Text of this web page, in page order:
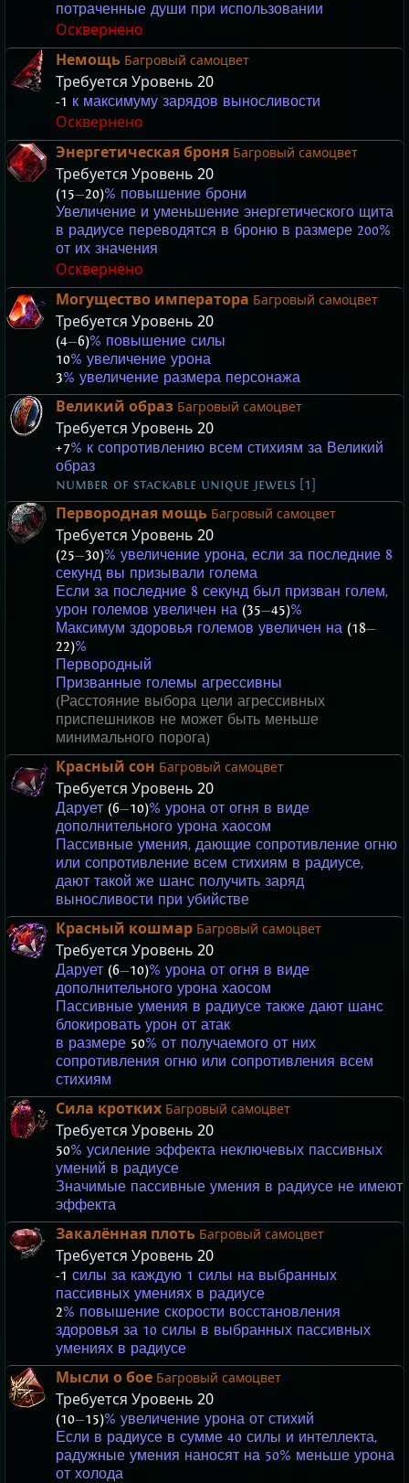
потраченные души при использовании
Осквернено
Немощь Багровый самоцвет
Требуется Уровень 20
-1 к максимуму зарядов выносливости
Осквернено
Энергетическая броня Багровый самоцвет
Требуется Уровень 20
(15—20)% повышение брони
Увеличение и уменьшение энергетического щита
в радиусе переводятся в броню в размере 200%
от их значения
Осквернено
Могущество императора Багровый самоцвет
Требуется Уровень 20
(4—6)% повышение силы
10% увеличение урона
3% увеличение размера персонажа
Великий образ Багровый самоцвет
Требуется Уровень 20
+7% к сопротивлению всем стихиям за Великий
образ
number of stackable unique jewels [1]
Первородная мощь Багровый самоцвет
Требуется Уровень 20
(25—30)% увеличение урона, если за последние 8
секунд вы призывали голема
Если за последние 8 секунд был призван голем,
урон големов увеличен на (35—45)%
Максимум здоровья големов увеличен на (18—
22)%
Первородный
Призванные големы агрессивны
(Расстояние выбора цели агрессивных
приспешников не может быть меньше
минимального порога)
Красный сон Багровый самоцвет
Требуется Уровень 20
Дарует (6—10)% урона от огня в виде
дополнительного урона хаосом
Пассивные умения, дающие сопротивление огню
или сопротивление всем стихиям в радиусе,
дают такой же шанс получить заряд
выносливости при убийстве
Красный кошмар Багровый самоцвет
Требуется Уровень 20
Дарует (6—10)% урона от огня в виде
дополнительного урона хаосом
Пассивные умения в радиусе также дают шанс
блокировать урон от атак
в размере 50% от получаемого от них
сопротивления огню или сопротивления всем
стихиям
Сила кротких Багровый самоцвет
Требуется Уровень 20
50% усиление эффекта неключевых пассивных
умений в радиусе
Значимые пассивные умения в радиусе не имеют
эффекта
Закалённая плоть Багровый самоцвет
Требуется Уровень 20
-1 силы за каждую 1 силы на выбранных
пассивных умениях в радиусе
2% повышение скорости восстановления
здоровья за 10 силы в выбранных пассивных
умениях в радиусе
Мысли о бое Багровый самоцвет
Требуется Уровень 20
(10—15)% увеличение урона от стихий
Если в радиусе в сумме 40 силы и интеллекта,
радужные умения наносят на 50% меньше урона
от холода